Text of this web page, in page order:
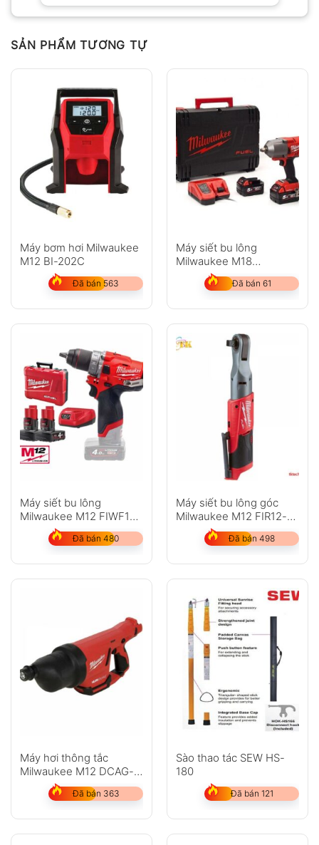
SẢN PHẨM TƯƠNG TỰ
Máy bơm hơi Milwaukee
M12 BI-202C
Đã bán 563
Máy siết bu lông
Milwaukee M18
ONEFHIWF12-502X
Đã bán 61
Máy siết bu lông
Milwaukee M12 FIWF12-
Đã bán 480
Máy siết bu lông góc
Milwaukee M12 FIR12-
Đã bán 498
Máy hơi thông tắc
Milwaukee M12 DCAG-
Đã bán 363
Sào thao tác SEW HS-
180
Đã bán 121